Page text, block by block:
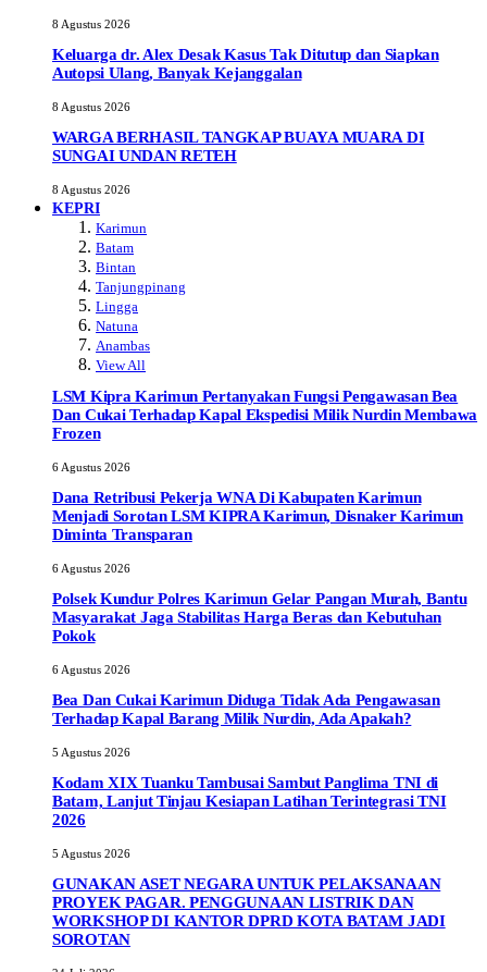
8 Agustus 2026
Keluarga dr. Alex Desak Kasus Tak Ditutup dan Siapkan
Autopsi Ulang, Banyak Kejanggalan
8 Agustus 2026
WARGA BERHASIL TANGKAP BUAYA MUARA DI
SUNGAI UNDAN RETEH
8 Agustus 2026
KEPRI
Karimun
Batam
Bintan
Tanjungpinang
Lingga
Natuna
Anambas
View All
LSM Kipra Karimun Pertanyakan Fungsi Pengawasan Bea
Dan Cukai Terhadap Kapal Ekspedisi Milik Nurdin Membawa
Frozen
6 Agustus 2026
Dana Retribusi Pekerja WNA Di Kabupaten Karimun
Menjadi Sorotan LSM KIPRA Karimun, Disnaker Karimun
Diminta Transparan
6 Agustus 2026
Polsek Kundur Polres Karimun Gelar Pangan Murah, Bantu
Masyarakat Jaga Stabilitas Harga Beras dan Kebutuhan
Pokok
6 Agustus 2026
Bea Dan Cukai Karimun Diduga Tidak Ada Pengawasan
Terhadap Kapal Barang Milik Nurdin, Ada Apakah?
5 Agustus 2026
Kodam XIX Tuanku Tambusai Sambut Panglima TNI di
Batam, Lanjut Tinjau Kesiapan Latihan Terintegrasi TNI
2026
5 Agustus 2026
GUNAKAN ASET NEGARA UNTUK PELAKSANAAN
PROYEK PAGAR. PENGGUNAAN LISTRIK DAN
WORKSHOP DI KANTOR DPRD KOTA BATAM JADI
SOROTAN